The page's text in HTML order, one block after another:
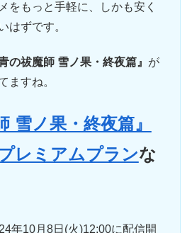
をもっと手軽に、しかも安く
はずです。
の祓魔師 雪ノ果・終夜篇』 が
ますね。
雪ノ果・終夜篇』
レミアムプランな
年10月8日(火)12:00に配信開